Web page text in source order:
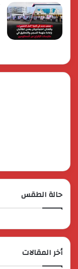
حالة الطقس
أخر المقالات